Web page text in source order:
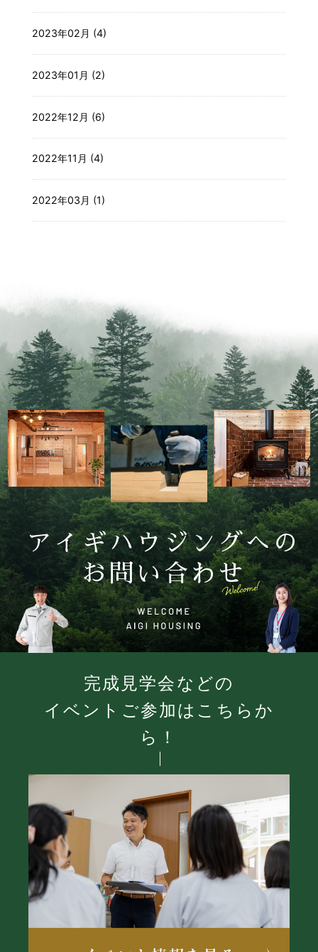
2023年02月 (4)
2023年01月 (2)
2022年12月 (6)
2022年11月 (4)
2022年03月 (1)
アイギハウジングへの
お問い合わせ
完成見学会などの
イベントご参加はこちらか
ら！